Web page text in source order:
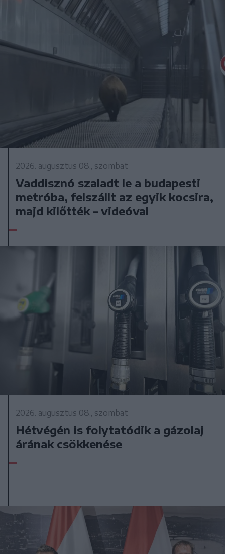
2026. augusztus 08., szombat
Vaddisznó szaladt le a budapesti
metróba, felszállt az egyik kocsira,
majd kilőtték – videóval
2026. augusztus 08., szombat
Hétvégén is folytatódik a gázolaj
árának csökkenése